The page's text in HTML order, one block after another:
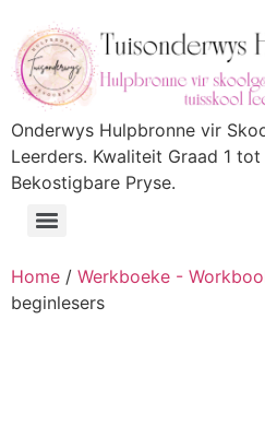
Onderwys Hulpbronne vir
Leerders. Kwaliteit Graad 1
Bekostigbare Pryse.
Home / Werkboeke -
beginlesers